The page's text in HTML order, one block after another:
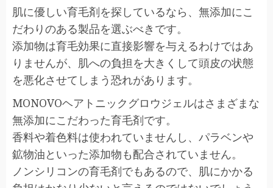
肌に優しい育毛剤を探しているなら、無添加にこ
だわりのある製品を選ぶべきです。
添加物は育毛効果に直接影響を与えるわけではあ
りませんが、肌への負担を大きくして頭皮の状態
を悪化させてしまう恐れがあります。
MONOVOヘアトニックグロウジェルはさまざまな
無添加にこだわった育毛剤です。
香料や着色料は使われていませんし、パラベンや
鉱物油といった添加物も配合されていません。
ノンシリコンの育毛剤でもあるので、肌にかかる